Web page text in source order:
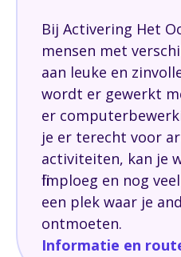
Bij Activering Het
mensen met
aan leuke en
wordt er gewerkt
er
je er terecht voor
activiteiten, kan je
filmploeg en nog
een plek waar je
ontmoeten.
Informatie en